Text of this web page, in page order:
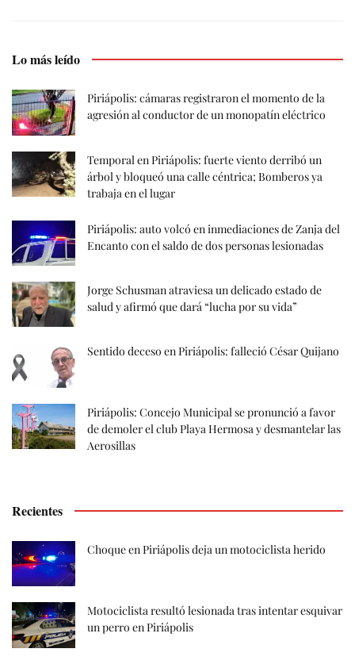
Lo más leído
Piriápolis: cámaras registraron el momento de la
agresión al conductor de un monopatín eléctrico
Temporal en Piriápolis: fuerte viento derribó un
árbol y bloqueó una calle céntrica; Bomberos ya
trabaja en el lugar
Piriápolis: auto volcó en inmediaciones de Zanja del
Encanto con el saldo de dos personas lesionadas
Jorge Schusman atraviesa un delicado estado de
salud y afirmó que dará “lucha por su vida”
Sentido deceso en Piriápolis: falleció César Quijano
Piriápolis: Concejo Municipal se pronunció a favor
de demoler el club Playa Hermosa y desmantelar las
Aerosillas
Recientes
Choque en Piriápolis deja un motociclista herido
Motociclista resultó lesionada tras intentar esquivar
un perro en Piriápolis